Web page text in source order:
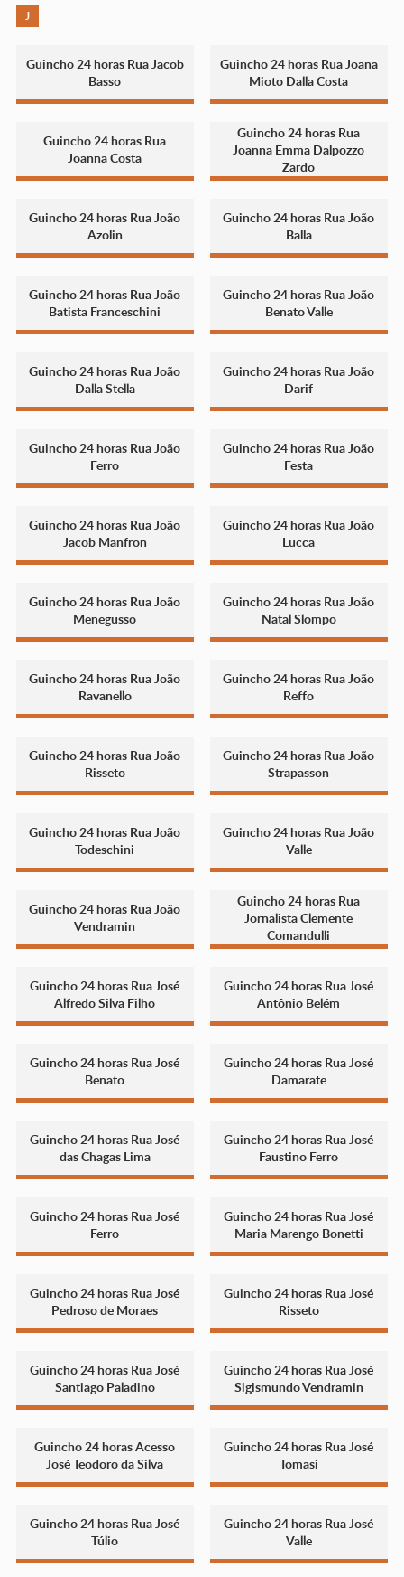
J
Guincho 24 horas Rua Jacob
Basso
Guincho 24 horas Rua Joana
Mioto Dalla Costa
Guincho 24 horas Rua
Joanna Costa
Guincho 24 horas Rua
Joanna Emma Dalpozzo
Zardo
Guincho 24 horas Rua João
Azolin
Guincho 24 horas Rua João
Balla
Guincho 24 horas Rua João
Batista Franceschini
Guincho 24 horas Rua João
Benato Valle
Guincho 24 horas Rua João
Dalla Stella
Guincho 24 horas Rua João
Darif
Guincho 24 horas Rua João
Ferro
Guincho 24 horas Rua João
Festa
Guincho 24 horas Rua João
Jacob Manfron
Guincho 24 horas Rua João
Lucca
Guincho 24 horas Rua João
Menegusso
Guincho 24 horas Rua João
Natal Slompo
Guincho 24 horas Rua João
Ravanello
Guincho 24 horas Rua João
Reffo
Guincho 24 horas Rua João
Risseto
Guincho 24 horas Rua João
Strapasson
Guincho 24 horas Rua João
Todeschini
Guincho 24 horas Rua João
Valle
Guincho 24 horas Rua João
Vendramin
Guincho 24 horas Rua
Jornalista Clemente
Comandulli
Guincho 24 horas Rua José
Alfredo Silva Filho
Guincho 24 horas Rua José
Antônio Belém
Guincho 24 horas Rua José
Benato
Guincho 24 horas Rua José
Damarate
Guincho 24 horas Rua José
das Chagas Lima
Guincho 24 horas Rua José
Faustino Ferro
Guincho 24 horas Rua José
Ferro
Guincho 24 horas Rua José
Maria Marengo Bonetti
Guincho 24 horas Rua José
Pedroso de Moraes
Guincho 24 horas Rua José
Risseto
Guincho 24 horas Rua José
Santiago Paladino
Guincho 24 horas Rua José
Sigismundo Vendramin
Guincho 24 horas Acesso
José Teodoro da Silva
Guincho 24 horas Rua José
Tomasi
Guincho 24 horas Rua José
Túlio
Guincho 24 horas Rua José
Valle